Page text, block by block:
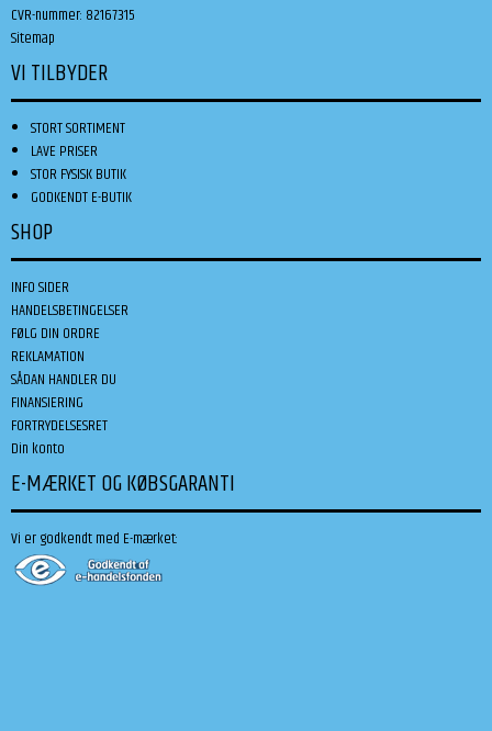
CVR-nummer: 82167315
Sitemap
VI TILBYDER
STORT SORTIMENT
LAVE PRISER
STOR FYSISK BUTIK
GODKENDT E-BUTIK
SHOP
INFO SIDER
HANDELSBETINGELSER
FØLG DIN ORDRE
REKLAMATION
SÅDAN HANDLER DU
FINANSIERING
FORTRYDELSESRET
Din konto
E-MÆRKET OG KØBSGARANTI
Vi er godkendt med E-mærket: